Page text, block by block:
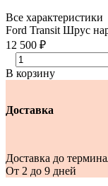
Все характеристики
Ford Transit Шрус
12 500 ₽
В корзину
Доставка
Доставка до
От 2 до 9 дней